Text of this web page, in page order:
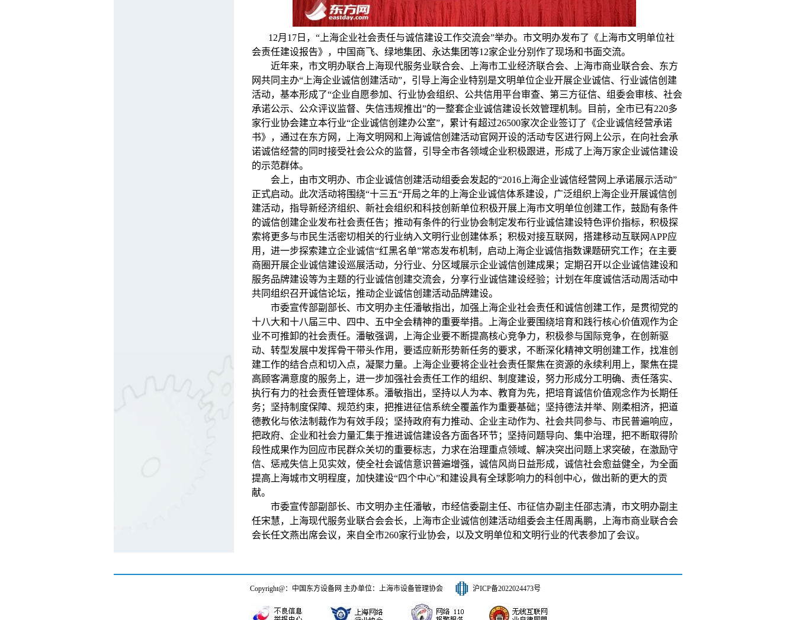
12月17日，“上海企业社会责任与诚信建设工作交流会”举办。市文明办发布了《上海市文明单位社
会责任建设报告》，中国商飞、绿地集团、永达集团等12家企业分别作了现场和书面交流。
近年来，市文明办联合上海现代服务业联合会、上海市工业经济联合会、上海市商业联合会、东方
网共同主办“上海企业诚信创建活动”，引导上海企业特别是文明单位企业开展企业诚信、行业诚信创建
活动，基本形成了“企业自愿参加、行业协会组织、公共信用平台审查、第三方征信、组委会审核、社会
承诺公示、公众评议监督、失信违规推出”的一整套企业诚信建设长效管理机制。目前，全市已有220多
家行业协会建立本行业“企业诚信创建办公室”，累计有超过26500家次企业签订了《企业诚信经营承诺
书》，通过在东方网，上海文明网和上海诚信创建活动官网开设的活动专区进行网上公示，在向社会承
诺诚信经营的同时接受社会公众的监督，引导全市各领域企业积极跟进，形成了上海万家企业诚信建设
的示范群体。
会上，由市文明办、市企业诚信创建活动组委会发起的“2016上海企业诚信经营网上承诺展示活动”
正式启动。此次活动将围绕“十三五“开局之年的上海企业诚信体系建设，广泛组织上海企业开展诚信创
建活动，指导新经济组织、新社会组织和科技创新单位积极开展上海市文明单位创建工作，鼓励有条件
的诚信创建企业发布社会责任告；推动有条件的行业协会制定发布行业诚信建设特色评价指标，积极探
索将更多与市民生活密切相关的行业纳入文明行业创建体系；积极对接互联网，搭建移动互联网APP应
用，进一步探索建立企业诚信“红黑名单”常态发布机制，启动上海企业诚信指数课题研究工作；在主要
商圈开展企业诚信建设巡展活动，分行业、分区域展示企业诚信创建成果；定期召开以企业诚信建设和
服务品牌建设等为主题的行业诚信创建交流会，分享行业诚信建设经验；计划在年度诚信活动周活动中
共同组织召开诚信论坛，推动企业诚信创建活动品牌建设。
市委宣传部副部长、市文明办主任潘敏指出，加强上海企业社会责任和诚信创建工作，是贯彻党的
十八大和十八届三中、四中、五中全会精神的重要举措。上海企业要围绕培育和践行核心价值观作为企
业不可推卸的社会责任。潘敏强调，上海企业要不断提高核心竞争力，积极参与国际竞争，在创新驱
动、转型发展中发挥骨干带头作用，要适应新形势新任务的要求，不断深化精神文明创建工作，找准创
建工作的结合点和切入点，凝聚力量。上海企业要将企业社会责任聚焦在资源的永续利用上，聚焦在提
高顾客满意度的服务上，进一步加强社会责任工作的组织、制度建设，努力形成分工明确、责任落实、
执行有力的社会责任管理体系。潘敏指出，坚持以人为本、教育为先，把培育诚信价值观念作为长期任
务；坚持制度保障、规范约束，把推进征信系统全覆盖作为重要基础；坚持德法并举、刚柔相济，把道
德教化与依法制裁作为有效手段；坚持政府有力推动、企业主动作为、社会共同参与、市民普遍响应，
把政府、企业和社会力量汇集于推进诚信建设各方面各环节；坚持问题导向、集中治理，把不断取得阶
段性成果作为回应市民群众关切的重要标志，力求在治理重点领域、解决突出问题上求突破，在激励守
信、惩戒失信上见实效，使全社会诚信意识普遍增强，诚信风尚日益形成，诚信社会愈益健全，为全面
提高上海城市文明程度，加快建设“四个中心”和建设具有全球影响力的科创中心，做出新的更大的贡
献。
市委宣传部副部长、市文明办主任潘敏，市经信委副主任、市征信办副主任邵志清，市文明办副主
任宋慧，上海现代服务业联合会会长，上海市企业诚信创建活动组委会主任周禹鹏，上海市商业联合会
会长任文燕出席会议，来自全市260家行业协会，以及文明单位和文明行业的代表参加了会议。
Copyright@：中国东方设备网 主办单位：上海市设备管理协会 沪ICP备2022024473号